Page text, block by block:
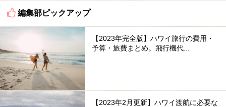
編集部ピックアップ
【2023年完全版】ハワイ旅行の費用・
予算・旅費まとめ。飛行機代...
【2023年2月更新】ハワイ渡航に必要な